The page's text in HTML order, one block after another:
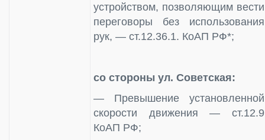
устройством, позволяющим вести
переговоры без использования
рук, — ст.12.36.1. КоАП РФ*;
со стороны ул. Советская:
— Превышение установленной
скорости движения — ст.12.9
КоАП РФ;